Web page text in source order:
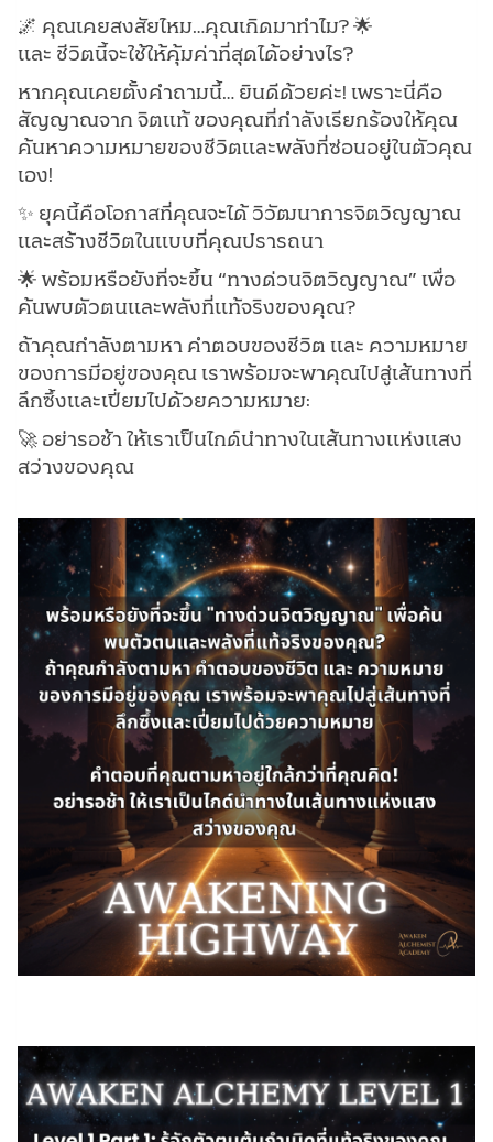
🌌 คุณเคยสงสัยไหม…คุณเกิดมาทำไม? 🌟
และ ชีวิตนี้จะใช้ให้คุ้มค่าที่สุดได้อย่างไร?
หากคุณเคยตั้งคำถามนี้… ยินดีด้วยค่ะ! เพราะนี่คือ
สัญญาณจาก จิตแท้ ของคุณที่กำลังเรียกร้องให้คุณ
ค้นหาความหมายของชีวิตและพลังที่ซ่อนอยู่ในตัวคุณ
เอง!
✨ ยุคนี้คือโอกาสที่คุณจะได้ วิวัฒนาการจิตวิญญาณ
และสร้างชีวิตในแบบที่คุณปรารถนา
🌟 พร้อมหรือยังที่จะขึ้น “ทางด่วนจิตวิญญาณ” เพื่อ
ค้นพบตัวตนและพลังที่แท้จริงของคุณ?
ถ้าคุณกำลังตามหา คำตอบของชีวิต และ ความหมาย
ของการมีอยู่ของคุณ เราพร้อมจะพาคุณไปสู่เส้นทางที่
ลึกซึ้งและเปี่ยมไปด้วยความหมาย:
🚀 อย่ารอช้า ให้เราเป็นไกด์นำทางในเส้นทางแห่งแสง
สว่างของคุณ